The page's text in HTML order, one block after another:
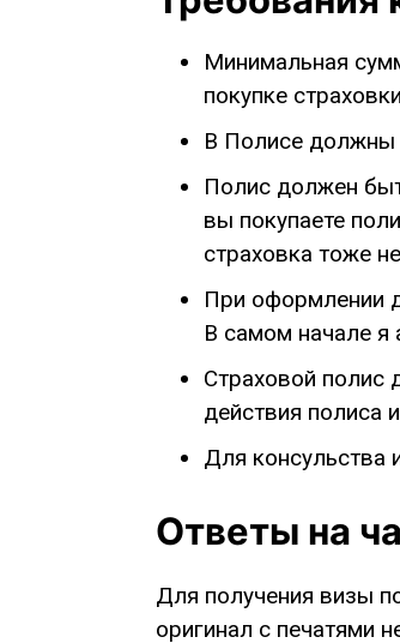
Минимальная
покупке
В Полисе должны
Полис должен
вы покупаете
страховка тоже
При оформлении
В самом начале я
Страховой полис
действия полиса
Для консульства
Ответы на
Для получения визы
оригинал с печатями